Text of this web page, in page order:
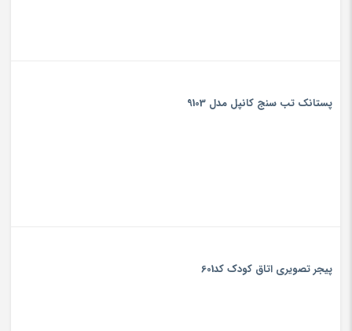
پستانک تب سنج کانپل مدل 9103
پیجر تصویری اتاق کودک کد601